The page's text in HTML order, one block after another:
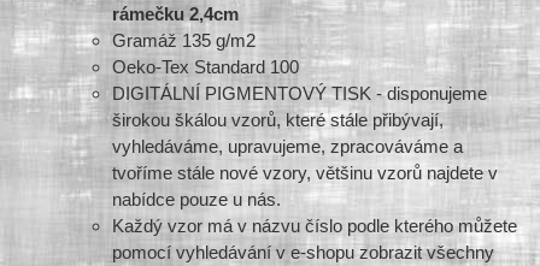
rámečku 2,4cm
Gramáž 135 g/m2
Oeko-Tex Standard 100
DIGITÁLNÍ PIGMENTOVÝ TISK - disponujeme
širokou škálou vzorů, které stále přibývají,
vyhledáváme, upravujeme, zpracováváme a
tvoříme stále nové vzory, většinu vzorů najdete v
nabídce pouze u nás.
Každý vzor má v názvu číslo podle kterého můžete
pomocí vyhledávání v e-shopu zobrazit všechny